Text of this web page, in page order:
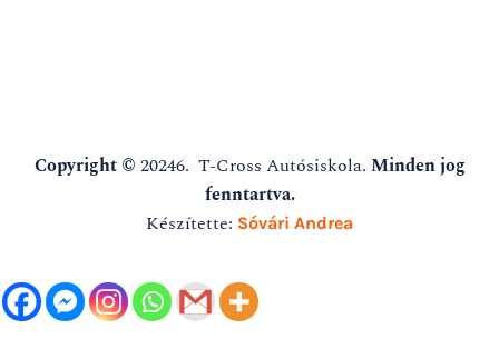
Copyright © 20246. T-Cross Autósiskola. Minden jog
fenntartva.
Készítette: Sóvári Andrea